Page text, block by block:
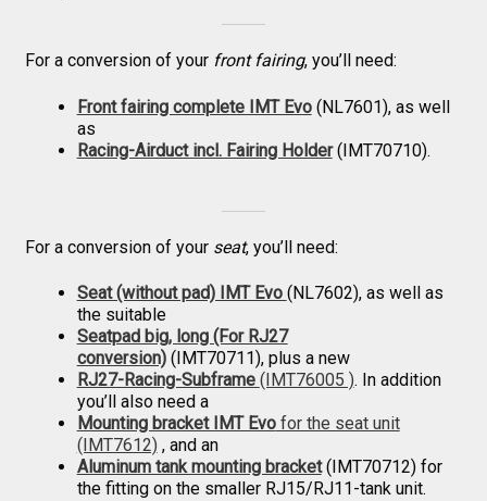
For a conversion of your front fairing, you’ll need:
Front fairing complete IMT Evo(NL7601), as well
as
Racing-Airduct incl. Fairing Holder(IMT70710).
For a conversion of your seat, you’ll need:
Seat (without pad) IMT Evo (NL7602), as well as
the suitable
Seatpad big, long (For RJ27
conversion)(IMT70711), plus a new
RJ27-Racing-Subframe (IMT76005 ). In addition
you’ll also need a
Mounting bracket IMT Evofor the seat unit
(IMT7612) , and an
Aluminum tank mounting bracket (IMT70712) for
the fitting on the smaller RJ15/RJ11-tank unit.